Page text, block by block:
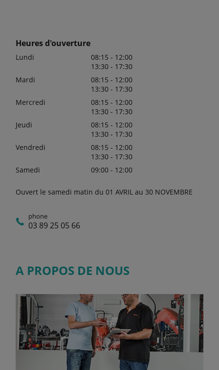
Heures d'ouverture
Lundi
08:15 - 12:00
13:30 - 17:30
Mardi
08:15 - 12:00
13:30 - 17:30
Mercredi
08:15 - 12:00
13:30 - 17:30
Jeudi
08:15 - 12:00
13:30 - 17:30
Vendredi
08:15 - 12:00
13:30 - 17:30
Samedi
09:00 - 12:00
Ouvert le samedi matin du 01 AVRIL au 30 NOVEMBRE
phone
03 89 25 05 66
A PROPOS DE NOUS